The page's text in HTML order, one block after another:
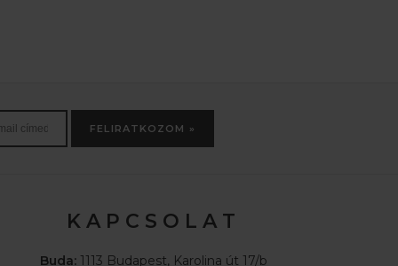
FELIRATKOZOM »
K A P C S O L A T
Buda:1113 Budapest, Karolina út 17/b